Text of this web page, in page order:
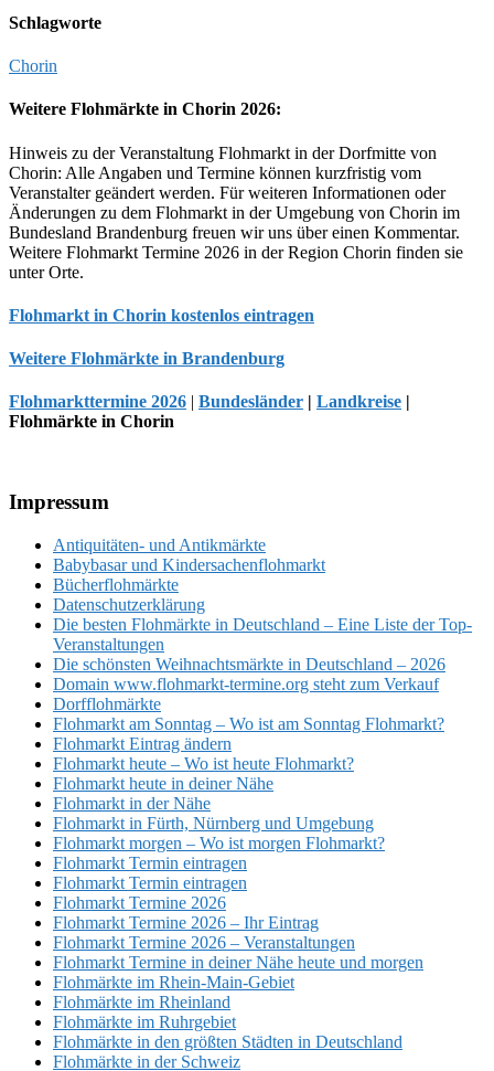
Schlagworte
Chorin
Weitere Flohmärkte in Chorin 2026:
Hinweis zu der Veranstaltung Flohmarkt in der Dorfmitte von
Chorin: Alle Angaben und Termine können kurzfristig vom
Veranstalter geändert werden. Für weiteren Informationen oder
Änderungen zu dem Flohmarkt in der Umgebung von Chorin im
Bundesland Brandenburg freuen wir uns über einen Kommentar.
Weitere Flohmarkt Termine 2026 in der Region Chorin finden sie
unter Orte.
Flohmarkt in Chorin kostenlos eintragen
Weitere Flohmärkte in Brandenburg
Flohmarkttermine 2026 | Bundesländer | Landkreise |
Flohmärkte in Chorin
Footer
Impressum
Antiquitäten- und Antikmärkte
Babybasar und Kindersachenflohmarkt
Bücherflohmärkte
Datenschutzerklärung
Die besten Flohmärkte in Deutschland – Eine Liste der Top-
Veranstaltungen
Die schönsten Weihnachtsmärkte in Deutschland – 2026
Domain www.flohmarkt-termine.org steht zum Verkauf
Dorfflohmärkte
Flohmarkt am Sonntag – Wo ist am Sonntag Flohmarkt?
Flohmarkt Eintrag ändern
Flohmarkt heute – Wo ist heute Flohmarkt?
Flohmarkt heute in deiner Nähe
Flohmarkt in der Nähe
Flohmarkt in Fürth, Nürnberg und Umgebung
Flohmarkt morgen – Wo ist morgen Flohmarkt?
Flohmarkt Termin eintragen
Flohmarkt Termin eintragen
Flohmarkt Termine 2026
Flohmarkt Termine 2026 – Ihr Eintrag
Flohmarkt Termine 2026 – Veranstaltungen
Flohmarkt Termine in deiner Nähe heute und morgen
Flohmärkte im Rhein-Main-Gebiet
Flohmärkte im Rheinland
Flohmärkte im Ruhrgebiet
Flohmärkte in den größten Städten in Deutschland
Flohmärkte in der Schweiz